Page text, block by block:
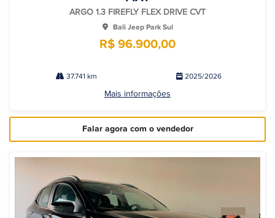
ARGO 1.3 FIREFLY FLEX DRIVE CVT
Bali Jeep Park Sul
R$ 96.900,00
37.741 km 2025/2026
Mais informações
Falar agora com o vendedor